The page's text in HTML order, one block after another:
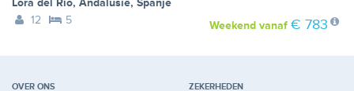
Lora del Río, Andalusië, Spanje
12
5 Weekendvanaf € 783
OVER ONS ZEKERHEDEN